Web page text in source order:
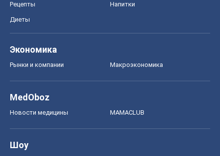
Рецепты Напитки
Диеты
Экономика
Рынки и компании Mакроэкономика
MedOboz
Новости медицины MAMACLUB
Шоу